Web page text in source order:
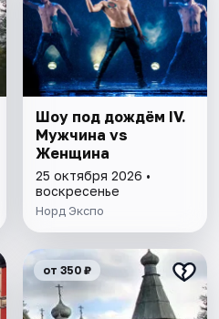
Шоу под дождём IV.
Мужчина vs
Женщина
25 октября 2026 •
воскресенье
Норд Экспо
от 350 ₽